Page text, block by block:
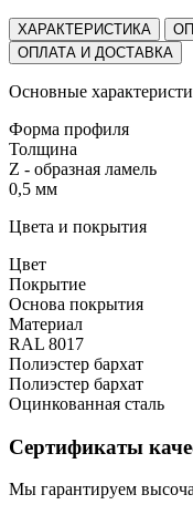
ХАРАКТЕРИСТИКА
ОПЛАТА И ДОСТАВКА
Основные
Форма профиля
Толщина
Z - образная ламель
0,5 мм
Цвета и покрытия
Цвет
Покрытие
Основа покрытия
Материал
RAL 8017
Полиэстер бархат
Полиэстер бархат
Оцинкованная сталь
Сертификаты
Мы гарантируем